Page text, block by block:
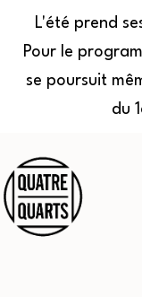
L'été prend
Pour le
se poursuit
du
au
contenu